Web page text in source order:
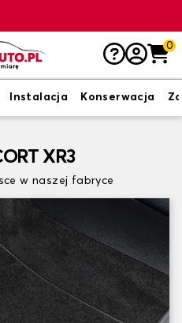
0
Instalacja Konserwacja
XR3
w naszej fabryce